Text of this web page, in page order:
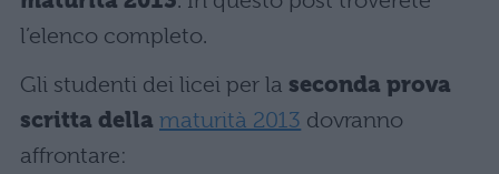
l’elenco completo.
Gli studenti dei licei per la seconda prova
scritta della maturità 2013 dovranno
affrontare: